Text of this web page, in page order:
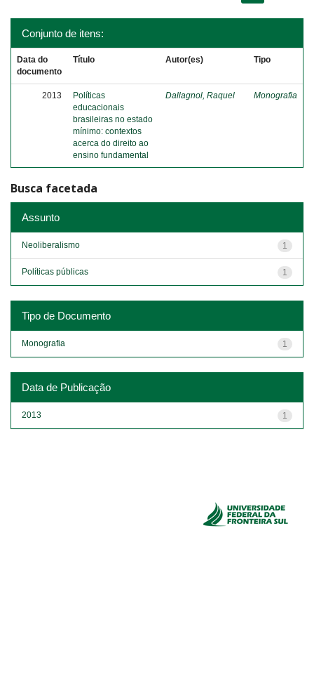
Conjunto de itens:
Data do
documento
Título Autor(es) Tipo
2013
Políticas
educacionais
brasileiras no estado
mínimo: contextos
acerca do direito ao
ensino fundamental
Dallagnol, Raquel Monografia
Busca facetada
Assunto
1
Neoliberalismo
1
Políticas públicas
Tipo de Documento
1
Monografia
Data de Publicação
1
2013